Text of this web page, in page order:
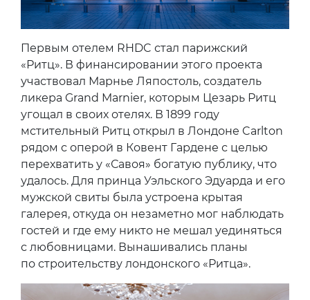
Первым отелем RHDC стал парижский
«Ритц». В финансировании этого проекта
участвовал Марнье Ляпостоль, создатель
ликера Grand Marnier, которым Цезарь Ритц
угощал в своих отелях. В 1899 году
мстительный Ритц открыл в Лондоне Carlton
рядом с оперой в Ковент Гардене с целью
перехватить у «Савоя» богатую публику, что
удалось. Для принца Уэльского Эдуарда и его
мужской свиты была устроена крытая
галерея, откуда он незаметно мог наблюдать
гостей и где ему никто не мешал уединяться
с любовницами. Вынашивались планы
по строительству лондонского «Ритца».